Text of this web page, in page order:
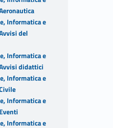
Informatica e
del
Informatica e
didattici
Informatica e
Informatica e
Informatica e